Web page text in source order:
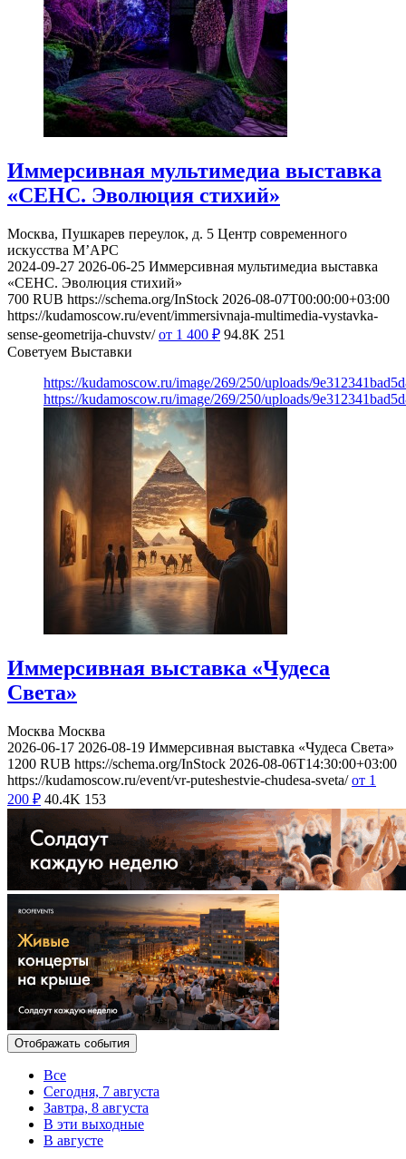
Иммерсивная мультимедиа выставка
«СЕНС. Эволюция стихий»
Москва, Пушкарев переулок, д. 5 Центр современного
искусства М’АРС
2024-09-27 2026-06-25 Иммерсивная мультимедиа выставка
«СЕНС. Эволюция стихий»
700 RUB https://schema.org/InStock 2026-08-07T00:00:00+03:00
https://kudamoscow.ru/event/immersivnaja-multimedia-vystavka-
sense-geometrija-chuvstv/ от 1 400 ₽ 94.8K 251
Советуем Выставки
https://kudamoscow.ru/image/269/250/uploads/
https://kudamoscow.ru/image/269/250/uploads/
Иммерсивная выставка «Чудеса
Света»
Москва Москва
2026-06-17 2026-08-19 Иммерсивная выставка «Чудеса Света»
1200 RUB https://schema.org/InStock 2026-08-06T14:30:00+03:00
https://kudamoscow.ru/event/vr-puteshestvie-chudesa-sveta/ от 1
200 ₽ 40.4K 153
Отображать события
Все
Сегодня, 7 августа
Завтра, 8 августа
В эти выходные
В августе